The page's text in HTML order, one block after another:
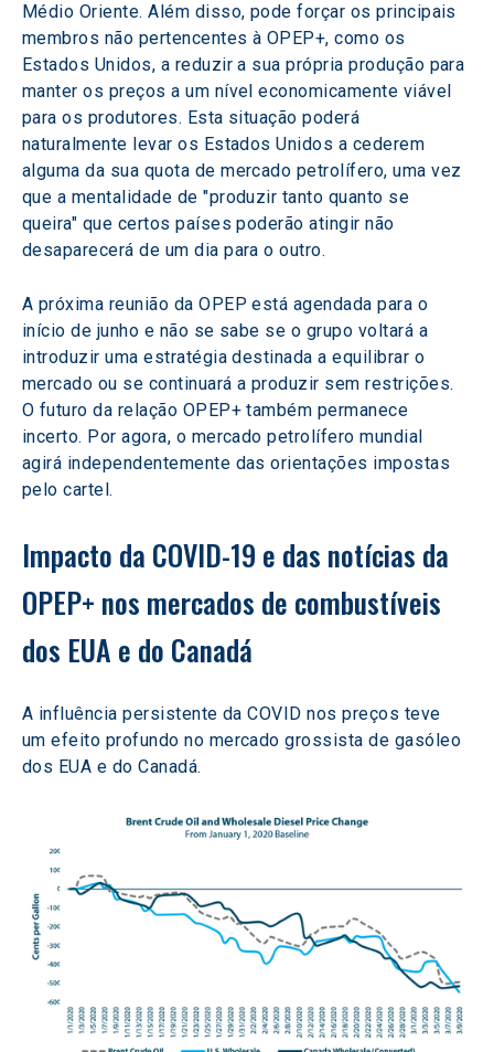
Médio Oriente. Além disso, pode forçar os principais
membros não pertencentes à OPEP+, como os
Estados Unidos, a reduzir a sua própria produção para
manter os preços a um nível economicamente viável
para os produtores. Esta situação poderá
naturalmente levar os Estados Unidos a cederem
alguma da sua quota de mercado petrolífero, uma vez
que a mentalidade de "produzir tanto quanto se
queira" que certos países poderão atingir não
desaparecerá de um dia para o outro.
A próxima reunião da OPEP está agendada para o
início de junho e não se sabe se o grupo voltará a
introduzir uma estratégia destinada a equilibrar o
mercado ou se continuará a produzir sem restrições.
O futuro da relação OPEP+ também permanece
incerto. Por agora, o mercado petrolífero mundial
agirá independentemente das orientações impostas
pelo cartel.
Impacto da COVID-19 e das notícias da
OPEP+ nos mercados de combustíveis
dos EUA e do Canadá
A influência persistente da COVID nos preços teve
um efeito profundo no mercado grossista de gasóleo
dos EUA e do Canadá.